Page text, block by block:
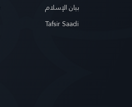
بيان الإسلام
Tafsir Saadi